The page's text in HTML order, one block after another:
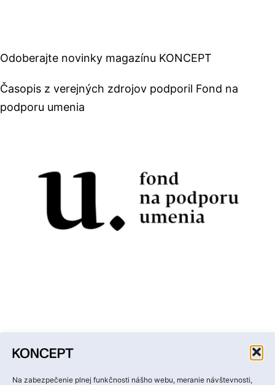
Na zabezpečenie plnej funkčnosti nášho webu, meranie návštevnosti,
Odoberajte novinky magazínu KONCEPT
Časopis z verejných zdrojov podporil Fond na
podporu umenia